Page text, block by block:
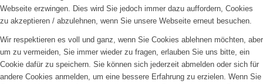
Webseite erzwingen. Dies wird Sie jedoch immer dazu auffordern, Cookies
zu akzeptieren / abzulehnen, wenn Sie unsere Webseite erneut besuchen.
Wir respektieren es voll und ganz, wenn Sie Cookies ablehnen möchten, aber
um zu vermeiden, Sie immer wieder zu fragen, erlauben Sie uns bitte, ein
Cookie dafür zu speichern. Sie können sich jederzeit abmelden oder sich für
andere Cookies anmelden, um eine bessere Erfahrung zu erzielen. Wenn Sie